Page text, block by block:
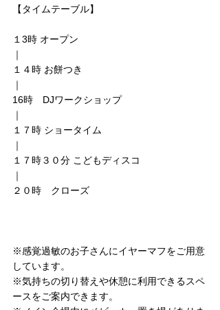
【タイムテーブル】
１3時 オープン
｜
１４時 お餅つき
｜
16時　DJワークショップ
｜
１７時 ショータイム
｜
１７時３０分 こどもディスコ
｜
２０時　クローズ
※感覚過敏のお子さんにイヤーマフをご用意
しています。
※気持ちの切り替えや休憩に利用できるスペ
ースをご案内できます。